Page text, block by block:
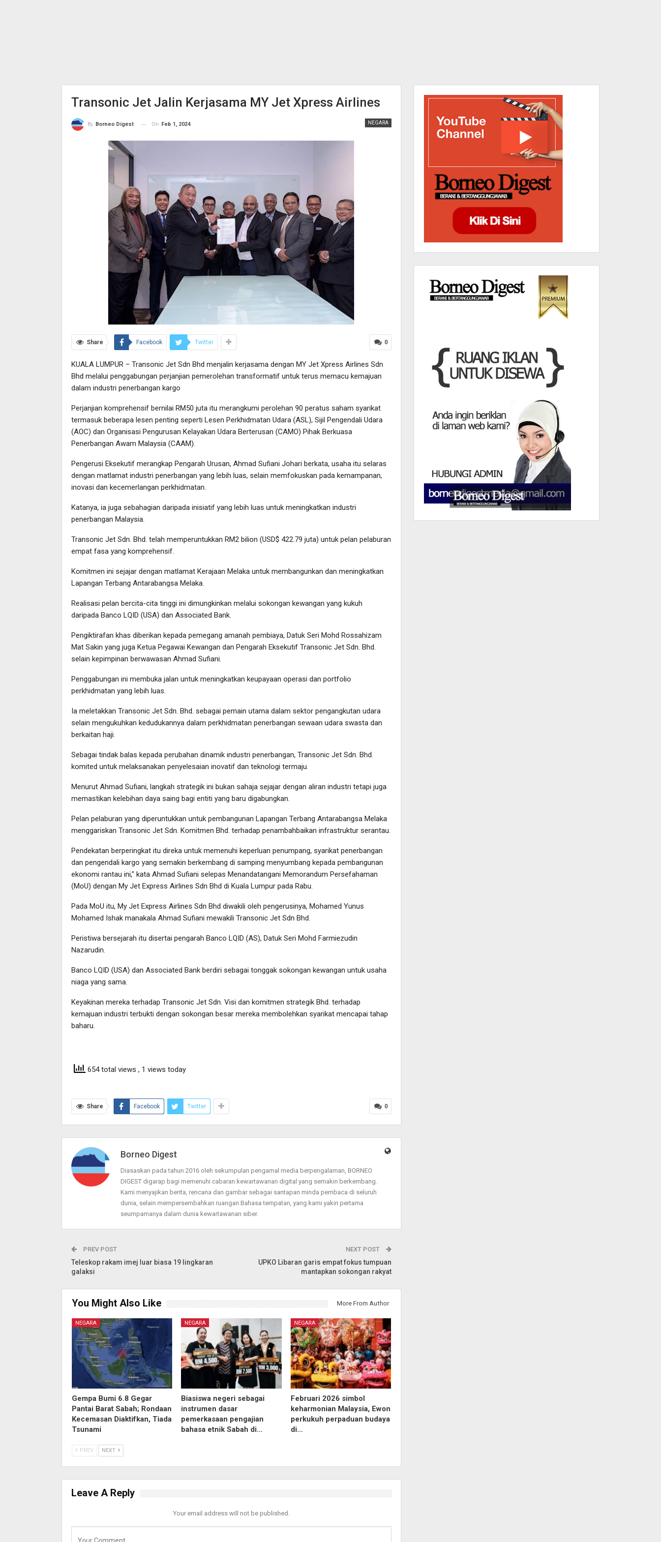
Transonic Jet Jalin Kerjasama MY Jet Xpress Airlines
NEGARA
By Borneo Digest On Feb 1, 2024
0
Share Facebook Twitter
KUALA LUMPUR – Transonic Jet Sdn Bhd menjalin kerjasama dengan MY Jet Xpress Airlines Sdn
Bhd melalui penggabungan perjanjian pemerolehan transformatif untuk terus memacu kemajuan
dalam industri penerbangan kargo
Perjanjian komprehensif bernilai RM50 juta itu merangkumi perolehan 90 peratus saham syarikat
termasuk beberapa lesen penting seperti Lesen Perkhidmatan Udara (ASL), Sijil Pengendali Udara
(AOC) dan Organisasi Pengurusan Kelayakan Udara Berterusan (CAMO) Pihak Berkuasa
Penerbangan Awam Malaysia (CAAM).
Pengerusi Eksekutif merangkap Pengarah Urusan, Ahmad Sufiani Johari berkata, usaha itu selaras
dengan matlamat industri penerbangan yang lebih luas, selain memfokuskan pada kemampanan,
inovasi dan kecemerlangan perkhidmatan.
Katanya, ia juga sebahagian daripada inisiatif yang lebih luas untuk meningkatkan industri
penerbangan Malaysia.
Transonic Jet Sdn. Bhd. telah memperuntukkan RM2 bilion (USD$ 422.79 juta) untuk pelan pelaburan
empat fasa yang komprehensif.
Komitmen ini sejajar dengan matlamat Kerajaan Melaka untuk membangunkan dan meningkatkan
Lapangan Terbang Antarabangsa Melaka.
Realisasi pelan bercita-cita tinggi ini dimungkinkan melalui sokongan kewangan yang kukuh
daripada Banco LQID (USA) dan Associated Bank.
Pengiktirafan khas diberikan kepada pemegang amanah pembiaya, Datuk Seri Mohd Rossahizam
Mat Sakin yang juga Ketua Pegawai Kewangan dan Pengarah Eksekutif Transonic Jet Sdn. Bhd.
selain kepimpinan berwawasan Ahmad Sufiani.
Penggabungan ini membuka jalan untuk meningkatkan keupayaan operasi dan portfolio
perkhidmatan yang lebih luas.
Ia meletakkan Transonic Jet Sdn. Bhd. sebagai pemain utama dalam sektor pengangkutan udara
selain mengukuhkan kedudukannya dalam perkhidmatan penerbangan sewaan udara swasta dan
berkaitan haji.
Sebagai tindak balas kepada perubahan dinamik industri penerbangan, Transonic Jet Sdn. Bhd.
komited untuk melaksanakan penyelesaian inovatif dan teknologi termaju.
Menurut Ahmad Sufiani, langkah strategik ini bukan sahaja sejajar dengan aliran industri tetapi juga
memastikan kelebihan daya saing bagi entiti yang baru digabungkan.
Pelan pelaburan yang diperuntukkan untuk pembangunan Lapangan Terbang Antarabangsa Melaka
menggariskan Transonic Jet Sdn. Komitmen Bhd. terhadap penambahbaikan infrastruktur serantau.
Pendekatan berperingkat itu direka untuk memenuhi keperluan penumpang, syarikat penerbangan
dan pengendali kargo yang semakin berkembang di samping menyumbang kepada pembangunan
ekonomi rantau ini,” kata Ahmad Sufiani selepas Menandatangani Memorandum Persefahaman
(MoU) dengan My Jet Express Airlines Sdn Bhd di Kuala Lumpur pada Rabu.
Pada MoU itu, My Jet Express Airlines Sdn Bhd diwakili oleh pengerusinya, Mohamed Yunus
Mohamed Ishak manakala Ahmad Sufiani mewakili Transonic Jet Sdn Bhd.
Peristiwa bersejarah itu disertai pengarah Banco LQID (AS), Datuk Seri Mohd Farmiezudin
Nazarudin.
Banco LQID (USA) dan Associated Bank berdiri sebagai tonggak sokongan kewangan untuk usaha
niaga yang sama.
Keyakinan mereka terhadap Transonic Jet Sdn. Visi dan komitmen strategik Bhd. terhadap
kemajuan industri terbukti dengan sokongan besar mereka membolehkan syarikat mencapai tahap
baharu.
654 total views , 1 views today
0
Share Facebook Twitter
Borneo Digest
Diasaskan pada tahun 2016 oleh sekumpulan pengamal media berpengalaman, BORNEO
DIGEST digarap bagi memenuhi cabaran kewartawanan digital yang semakin berkembang.
Kami menyajikan berita, rencana dan gambar sebagai santapan minda pembaca di seluruh
dunia, selain mempersembahkan ruangan Bahasa tempatan, yang kami yakin pertama
seumpamanya dalam dunia kewartawanan siber.
PREV POST
Teleskop rakam imej luar biasa 19 lingkaran
galaksi
NEXT POST
UPKO Libaran garis empat fokus tumpuan
mantapkan sokongan rakyat
You Might Also Like More From Author
NEGARA
Gempa Bumi 6.8 Gegar
Pantai Barat Sabah; Rondaan
Kecemasan Diaktifkan, Tiada
Tsunami
NEGARA
Biasiswa negeri sebagai
instrumen dasar
pemerkasaan pengajian
bahasa etnik Sabah di…
NEGARA
Februari 2026 simbol
keharmonian Malaysia, Ewon
perkukuh perpaduan budaya
di…
PREV NEXT
Leave A Reply
Your email address will not be published.